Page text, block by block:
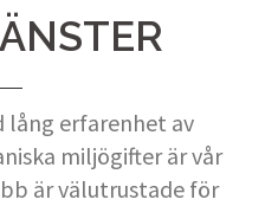
lång erfarenhet av
miljögifter är vår
är välutrustade för